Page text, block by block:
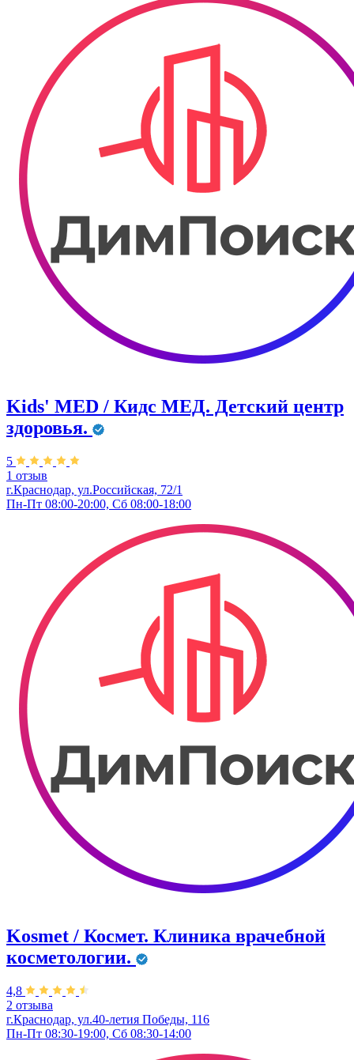
Kids' MED / Кидс МЕД. Детский центр
здоровья.
5
1 отзыв
г.Краснодар, ул.Российская, 72/1
Пн-Пт 08:00-20:00, Сб 08:00-18:00
Kosmet / Космет. Клиника врачебной
косметологии.
4,8
2 отзыва
г.Краснодар, ул.40-летия Победы, 116
Пн-Пт 08:30-19:00, Сб 08:30-14:00